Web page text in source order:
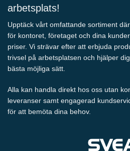
arbetsplats!
Upptäck vårt omfattande sortiment
för kontoret, företaget och dina
priser. Vi strävar efter att erbjuda
trivsel på arbetsplatsen och hjälper
bästa möjliga sätt.
Alla kan handla direkt hos oss utan
leveranser samt engagerad
för att bemöta dina behov.